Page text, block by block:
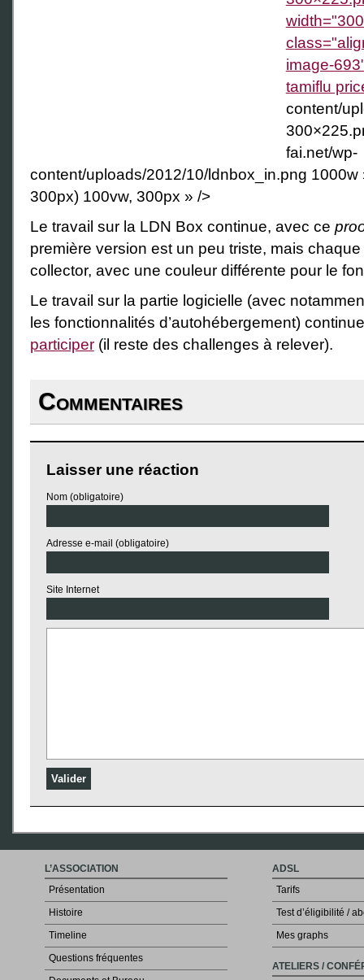
image-
tamiflu
content/
fai.net/wp-
content/uploads/2012/10/ldnbox_in.png 1000w
300px) 100vw, 300px » />
Le travail sur la LDN Box continue, avec ce
première version est un peu triste, mais
collector, avec une couleur différente pour le
Le travail sur la partie logicielle (avec
les fonctionnalités d’autohébergement)
participer(il reste des challenges à relever).
Commentaires
Laisser une réaction
Nom (obligatoire)
Adresse e-mail (obligatoire)
Site Internet
L’ASSOCIATION
Présentation
Histoire
Timeline
Questions fréquentes
ADSL
Tarifs
Test d’éligibilité /
Mes graphs
ATELIERS /